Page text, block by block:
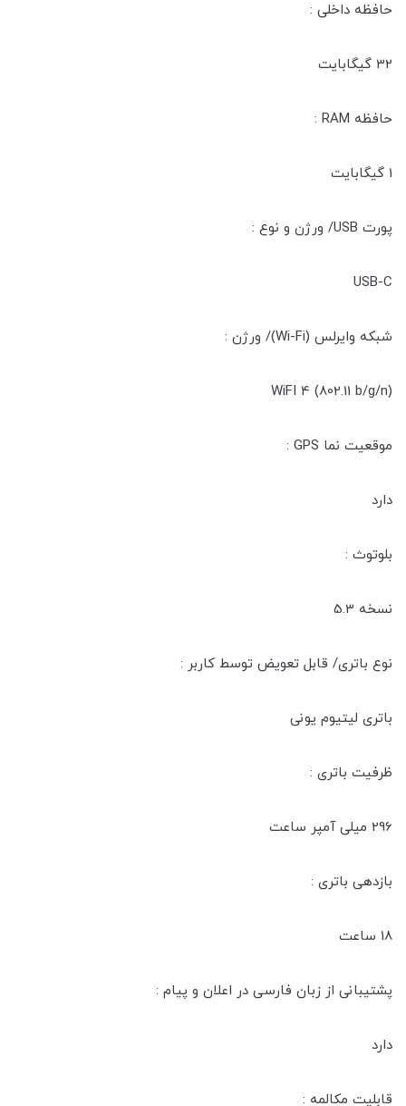
حافظه داخلی :
32 گیگابایت
حافظه RAM :
1 گیگابایت
پورت USB/ ورژن و نوع :
USB-C
شبکه وایرلس (Wi-Fi)/ ورژن :
(WiFI 4 (802.11 b/g/n
موقعیت‌ نما GPS :
دارد
بلوتوث :
نسخه 5.3
نوع باتری/ قابل تعویض توسط کاربر :
باتری لیتیوم یونی
ظرفیت باتری :
296 میلی آمپر ساعت
بازدهی باتری :
18 ساعت
پشتیبانی از زبان فارسی در اعلان و پیام :
دارد
قابلیت مکالمه :